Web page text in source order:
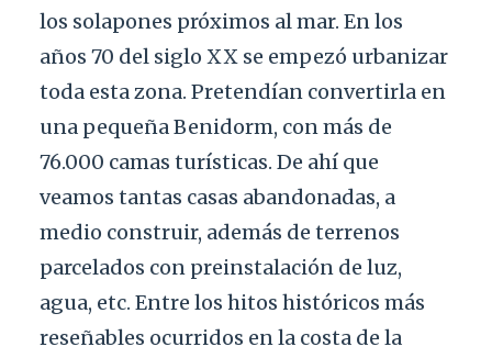
los solapones próximos al mar. En los
años 70 del siglo XX se empezó urbanizar
toda esta zona. Pretendían convertirla en
una pequeña Benidorm, con más de
76.000 camas turísticas. De ahí que
veamos tantas casas abandonadas, a
medio construir, además de terrenos
parcelados con preinstalación de luz,
agua, etc. Entre los hitos históricos más
reseñables ocurridos en la costa de la